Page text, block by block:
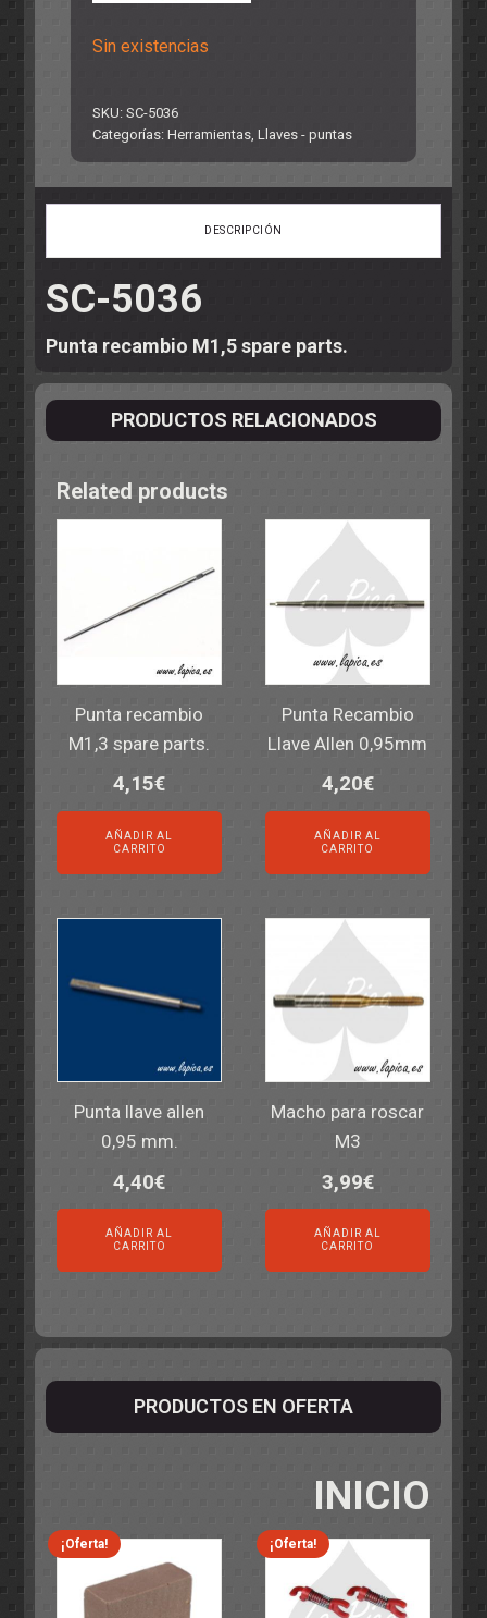
Sin existencias
SKU:SC-5036
Categorías:Herramientas ,Llaves - puntas
DESCRIPCIÓN
SC-5036
Punta recambio M1,5 spare parts.
PRODUCTOS RELACIONADOS
Related products
Punta recambio
M1,3 spare parts.
4,15€
AÑADIR AL
CARRITO
Punta Recambio
Llave Allen 0,95mm
4,20€
AÑADIR AL
CARRITO
Punta llave allen
0,95 mm.
4,40€
AÑADIR AL
CARRITO
Macho para roscar
M3
3,99€
AÑADIR AL
CARRITO
PRODUCTOS EN OFERTA
INICIO
¡Oferta! ¡Oferta!